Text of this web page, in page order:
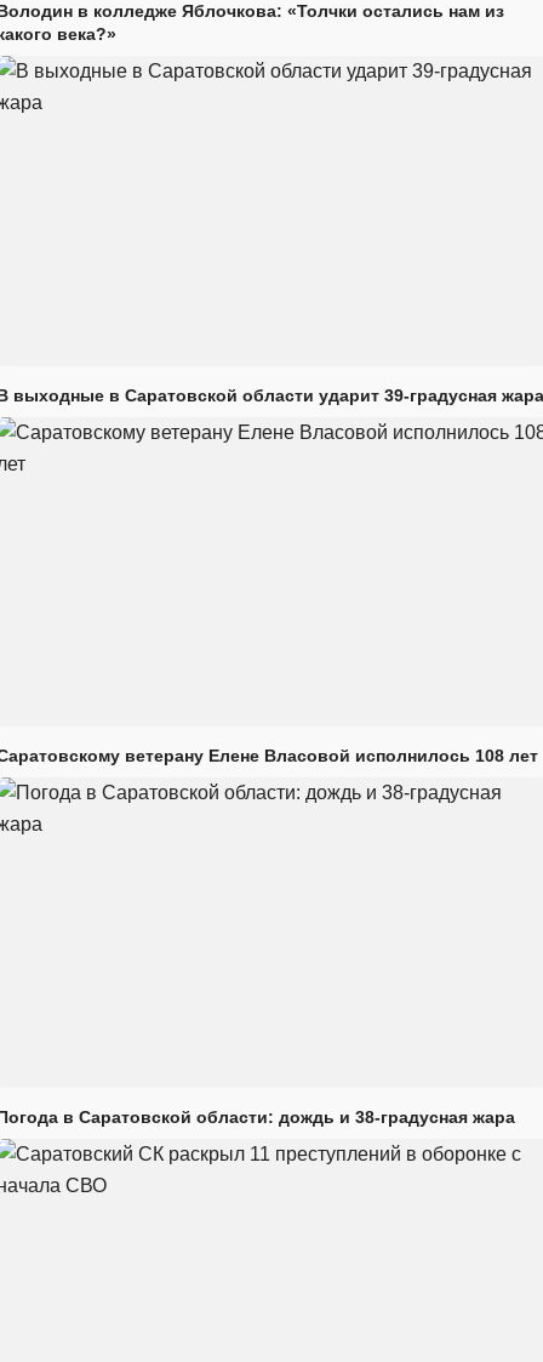
в колледже Яблочкова: «Толчки остались нам из
века?»
выходные в Саратовской области ударит 39-градусная жара
ветерану Елене Власовой исполнилось 108 лет
в Саратовской области: дождь и 38-градусная жара